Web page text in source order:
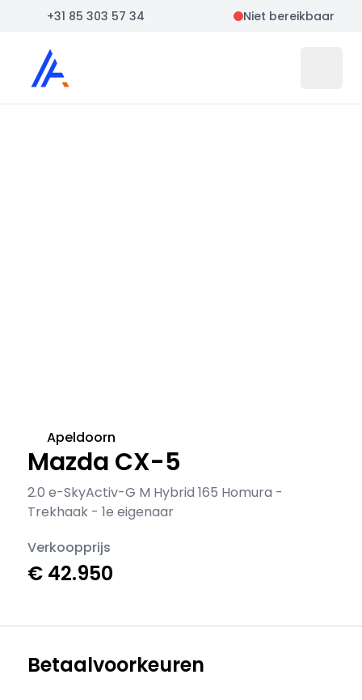
+31 85 303 57 34 Niet bereikbaar
Auto Atlas
Mazda CX-5
2.0 e-SkyActiv-G M Hybrid 165 Homura -
Trekhaak - 1e eigenaar
Apeldoorn
Verkoopprijs
€ 42.950
Betaalvoorkeuren